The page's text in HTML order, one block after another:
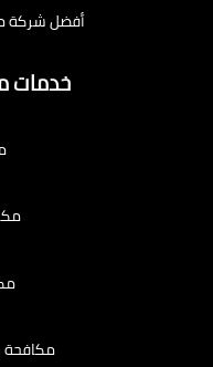
أفضل شركة
خدمات
مكافحة